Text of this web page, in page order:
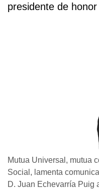
presidente de
Mutua Universal, mutua
Social, lamenta
D. Juan Echevarría Puig